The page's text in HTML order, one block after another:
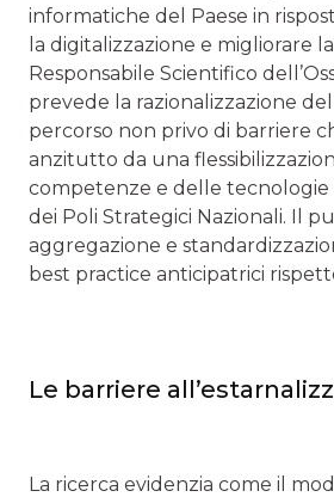
informatiche del Paese in
la digitalizzazione e migliorare
Responsabile Scientifico
prevede la razionalizzazione
percorso non privo di barriere
anzitutto da una
competenze e delle tecnologie
dei Poli Strategici Nazionali. Il
aggregazione e
best practice anticipatrici
Le barriere
La ricerca evidenzia come il